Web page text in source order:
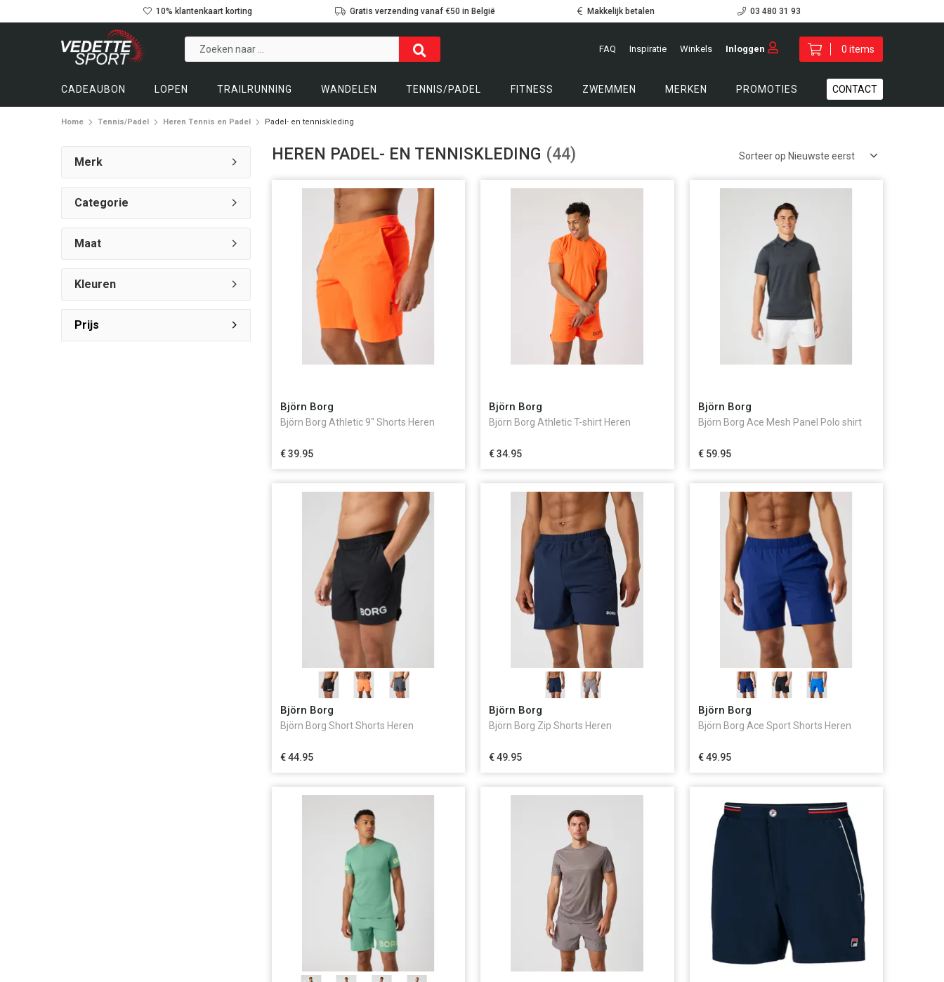
10% klantenkaart korting Gratis verzending vanaf €50 in België Makkelijk betalen 03 480 31 93
FAQ Inspiratie Winkels Inloggen 0 items
CADEAUBON LOPEN TRAILRUNNING WANDELEN TENNIS/PADEL FITNESS ZWEMMEN MERKEN PROMOTIES CONTACT
Home Tennis/Padel Heren Tennis en Padel Padel- en tenniskleding
Merk
Categorie
Maat
Kleuren
Prijs
HEREN PADEL- EN TENNISKLEDING (44)
Björn Borg
Björn Borg Athletic 9" Shorts Heren
€ 39.95
Björn Borg
Björn Borg Athletic T-shirt Heren
€ 34.95
Björn Borg
Björn Borg Ace Mesh Panel Polo shirt
€ 59.95
Björn Borg
Björn Borg Short Shorts Heren
€ 44.95
Björn Borg
Björn Borg Zip Shorts Heren
€ 49.95
Björn Borg
Björn Borg Ace Sport Shorts Heren
€ 49.95